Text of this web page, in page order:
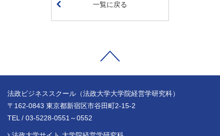
一覧に戻る
法政ビジネススクール（法政大学大学院経営学研究科）
〒162-0843 東京都新宿区市谷田町2-15-2
TEL / 03-5228-0551～0552